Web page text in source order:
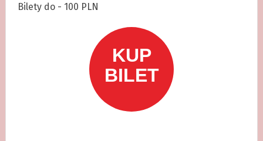
Bilety do - 100 PLN